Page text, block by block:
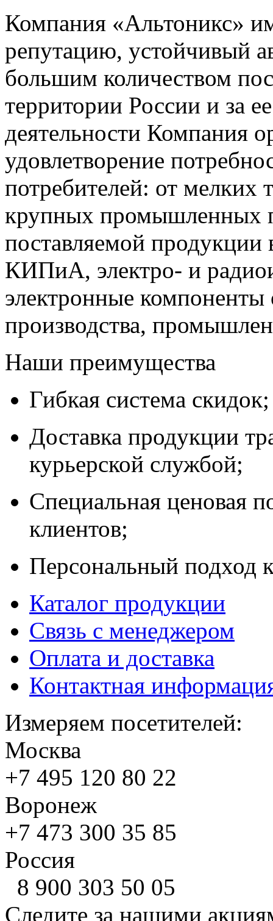
Компания «Альтоникс»
репутацию, устойчивый
большим количеством
территории России и за
деятельности Компания
удовлетворение
потребителей: от мелких
крупных промышленных
поставляемой продукции
КИПиА, электро- и
электронные компоненты
производства,
Наши преимущества
Гибкая система скидок;
Доставка продукции
курьерской службой;
Специальная ценовая
клиентов;
Персональный подход
Каталог продукции
Связь с менеджером
Оплата и доставка
Контактная
Измеряем посетителей:
Москва
+7 495 120 80 22
Воронеж
+7 473 300 35 85
Россия
8 900 303 50 05
Следите за нашими